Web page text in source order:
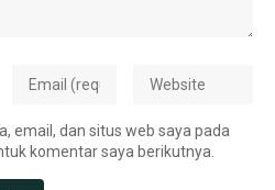
email, dan situs web saya pada
komentar saya berikutnya.